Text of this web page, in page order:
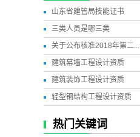
山东省建管局技能证书
三类人员是哪三类
关于公布核准2018年第二...
建筑幕墙工程设计资质
建筑装饰工程设计资质
轻型钢结构工程设计资质
热门关键词